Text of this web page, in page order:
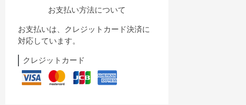
お支払い方法について
お支払いは、クレジットカード決済に
対応しています。
クレジットカード